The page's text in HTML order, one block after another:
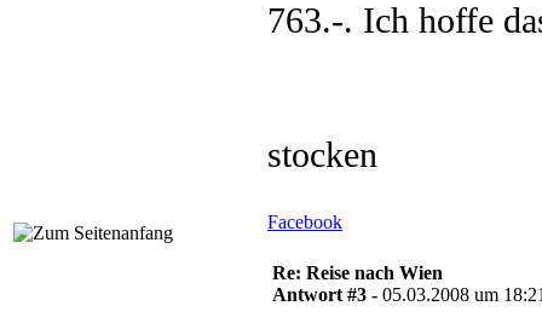
763.-. Ich hoffe
stocken
Facebook
Re: Reise nach Wien
Antwort #3 - 05.03.2008 um